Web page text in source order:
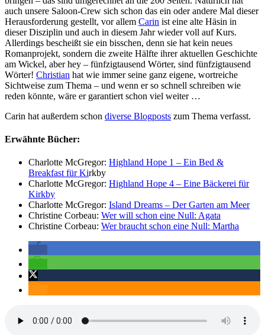
auch unsere Saloon-Crew sich schon das ein oder andere Mal dieser
Herausforderung gestellt, vor allem Carin ist eine alte Häsin in
dieser Disziplin und auch in diesem Jahr wieder voll auf Kurs.
Allerdings bescheißt sie ein bisschen, denn sie hat kein neues
Romanprojekt, sondern die zweite Hälfte ihrer aktuellen Geschichte
am Wickel, aber hey – fünfzigtausend Wörter, sind fünfzigtausend
Wörter! Christian hat wie immer seine ganz eigene, wortreiche
Sichtweise zum Thema – und wenn er so schnell schreiben wie
reden könnte, wäre er garantiert schon viel weiter …
Carin hat außerdem schon diverse Blogposts zum Thema verfasst.
Erwähnte Bücher:
Charlotte McGregor: Highland Hope 1 – Ein Bed &
Breakfast für Kirkby
Charlotte McGregor: Highland Hope 4 – Eine Bäckerei für
Kirkby
Charlotte McGregor: Island Dreams – Der Garten am Meer
Christine Corbeau: Wer will schon eine Null: Agata
Christine Corbeau: Wer braucht schon eine Null: Martha